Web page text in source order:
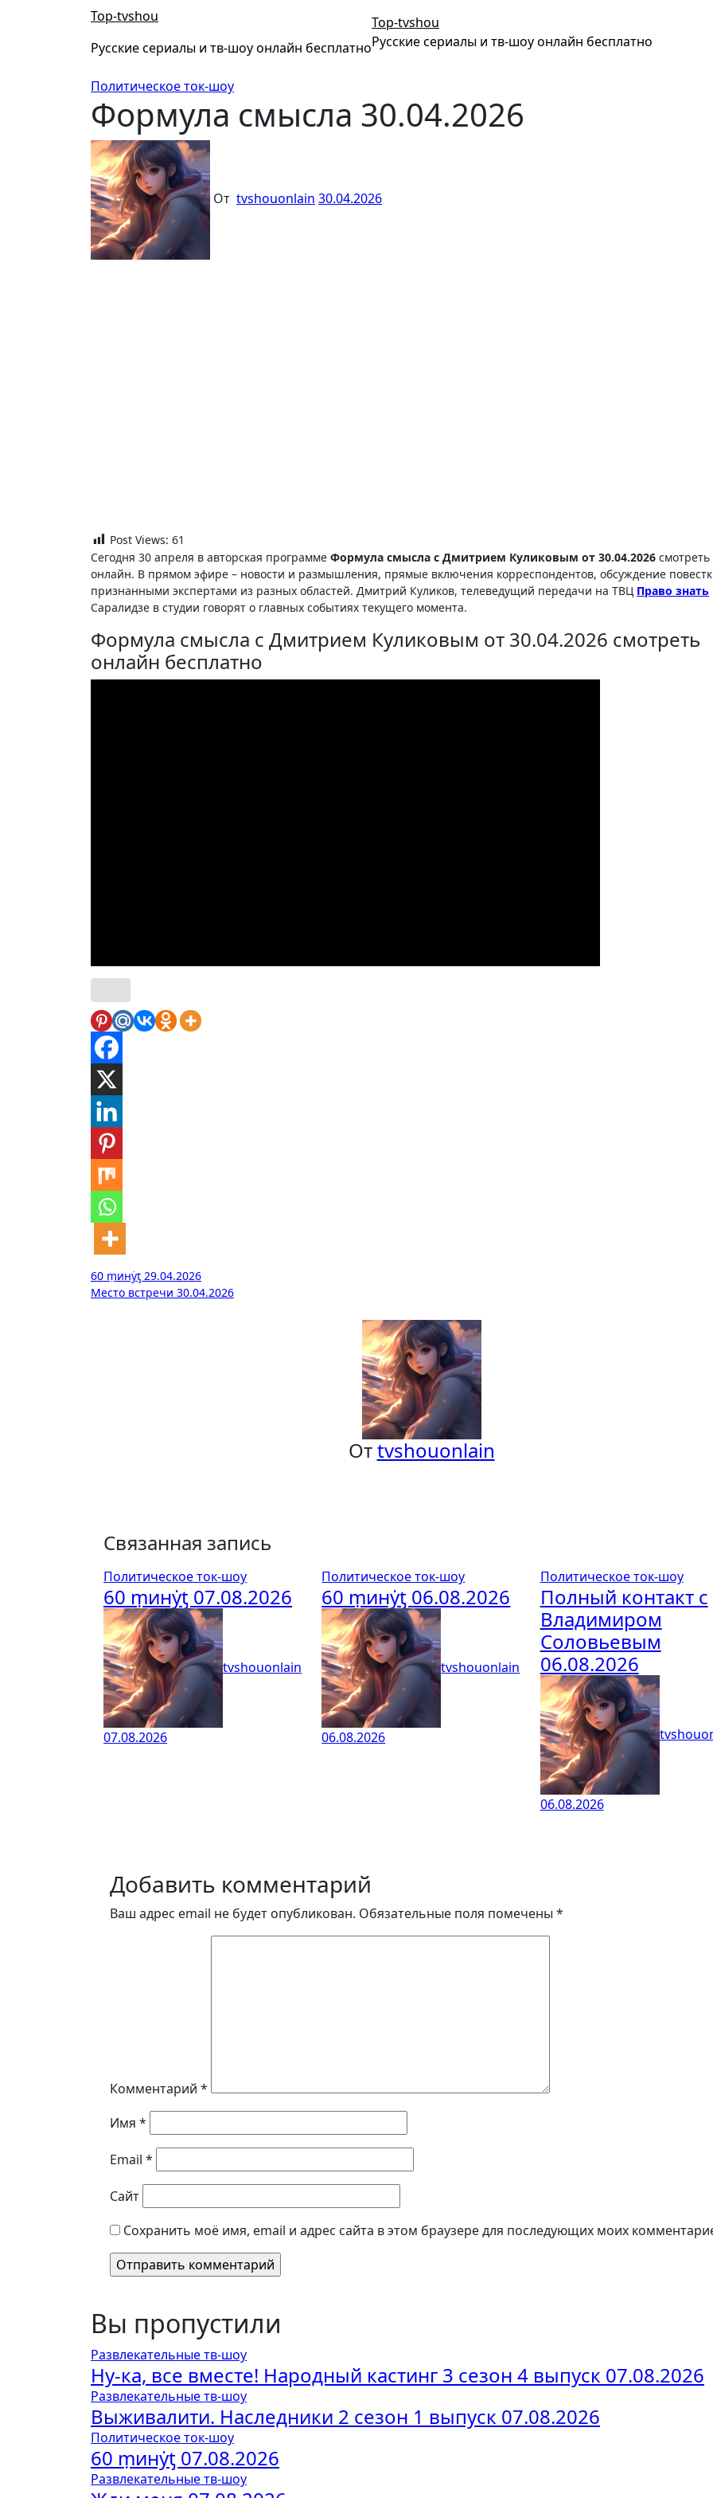
Top-tvshou
Русские сериалы и тв-шоу онлайн бесплатно
Top-tvshou
Русские сериалы и тв-шоу онлайн бесплатно
Политическое ток-шоу
Формула смысла 30.04.2026
От tvshouonlain 30.04.2026
Post Views: 61
Сегодня 30 апреля в авторская программе Формула смысла с Дмитрием Куликовым от 30.04.2026 смотреть
онлайн. В прямом эфире – новости и размышления, прямые включения корреспондентов, обсуждение
признанными экспертами из разных областей. Дмитрий Куликов, телеведущий передачи на ТВЦ Право знать
Саралидзе в студии говорят о главных событиях текущего момента.
Формула смысла с Дмитрием Куликовым от 30.04.2026 смотреть
онлайн бесплатно
Навигация
60 ṃинẏƫ 29.04.2026
Место встречи 30.04.2026
Отtvshouonlain
Связанная запись
Политическое ток-шоу
60 ṃинẏƫ 07.08.2026
tvshouonlain
07.08.2026
Политическое ток-шоу
60 ṃинẏƫ 06.08.2026
tvshouonlain
06.08.2026
Политическое ток-шоу
Полный контакт с
Владимиром
Соловьевым
06.08.2026
06.08.2026
Добавить комментарий
Ваш адрес email не будет опубликован. Обязательные поля помечены *
Комментарий *
Имя *
Email *
Сайт
Сохранить моё имя, email и адрес сайта в этом браузере для последующих моих
Вы пропустили
Развлекательные тв-шоу
Ну-ка, все вместе! Народный кастинг 3 сезон 4 выпуск 07.08.2026
Развлекательные тв-шоу
Выживалити. Наследники 2 сезон 1 выпуск 07.08.2026
Политическое ток-шоу
60 ṃинẏƫ 07.08.2026
Развлекательные тв-шоу